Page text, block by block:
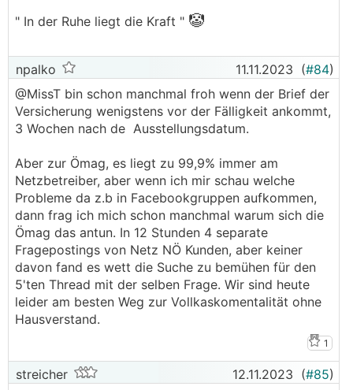
" In der Ruhe liegt die Kraft " 🤡
npalko 11.11.2023 (#84)
@­MissT bin schon manchmal froh wenn der Brief der
Versicherung wenigstens vor der Fälligkeit ankommt,
3 Wochen nach de Ausstellungsdatum.
Aber zur Ömag, es liegt zu 99,9% immer am
Netzbetreiber, aber wenn ich mir schau welche
Probleme da z.b in Facebookgruppen aufkommen,
dann frag ich mich schon manchmal warum sich die
Ömag das antun. In 12 Stunden 4 separate
Fragepostings von Netz NÖ Kunden, aber keiner
davon fand es wett die Suche zu bemühen für den
5'ten Thread mit der selben Frage. Wir sind heute
leider am besten Weg zur Vollkaskomentalität ohne
Hausverstand.
1
streicher 12.11.2023 (#85)